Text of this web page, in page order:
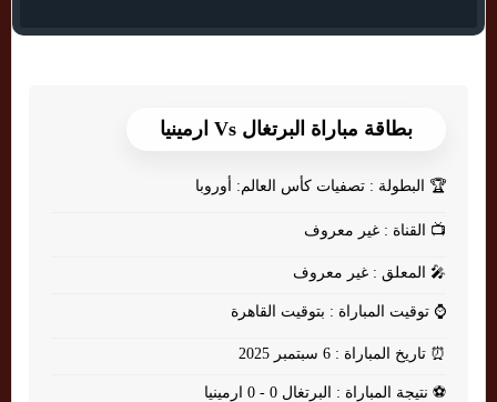
بطاقة مباراة البرتغال Vs ارمينيا
🏆 البطولة : تصفيات كأس العالم: أوروبا
📺 القناة : غير معروف
🎤 المعلق : غير معروف
⌚ توقيت المباراة : بتوقيت القاهرة
⏰ تاريخ المباراة : 6 سبتمبر 2025
⚽ نتيجة المباراة : البرتغال 0 - 0 ارمينيا